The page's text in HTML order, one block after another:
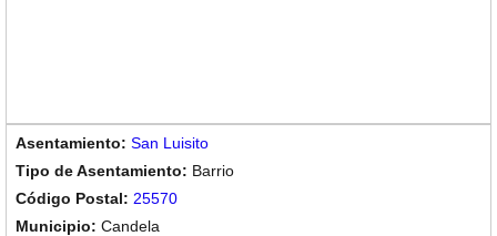
San Luisito
Barrio
25570
Candela